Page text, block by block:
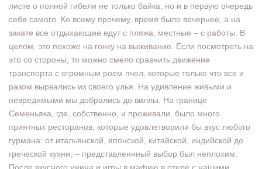
листе о полной гибели не только байка, но и в первую очередь
себя самого. Ко всему прочему, время было вечернее, а на
закате все отдыхающие едут с пляжа, местные – с работы. В
целом, это похоже на гонку на выживание. Если посмотреть на
это со стороны, то можно смело сравнить движение
транспорта с огромным роем пчел, которые только что все и
разом вырвались из своего улья. На удивление живыми и
невредимыми мы добрались до виллы. На границе
Семеньяка, где, собственно, и проживали, было много
приятных ресторанов, которые удовлетворили бы вкус любого
гурмана: от итальянской, японской, китайской, индийской до
греческой кухни, – представленнный выбор был неплохим.